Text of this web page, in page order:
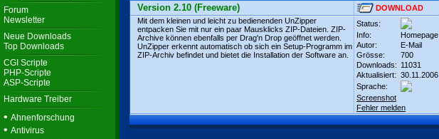
Forum
Newsletter
Neue Downloads
Top Downloads
CGI Scripte
PHP-Scripte
ASP-Scripte
Hardware Treiber
• Ahnenforschung
• Antivirus
Version 2.10 (Freeware)
DOWNLOAD
Mit dem kleinen und leicht zu bedienenden UnZipper
entpacken Sie mit nur ein paar Mausklicks ZIP-Dateien. ZIP-
Archive können ebenfalls per Drag'n Drop geöffnet werden.
UnZipper erkennt automatisch ob sich ein Setup-Programm im
ZIP-Archiv befindet und bietet die Installation der Software an.
Status:
Info:
Homepage
Autor:
E-Mail
Grösse:
700
Downloads: 11031
Aktualisiert: 30.11.2006
Sprache:
Screenshot
Fehler melden